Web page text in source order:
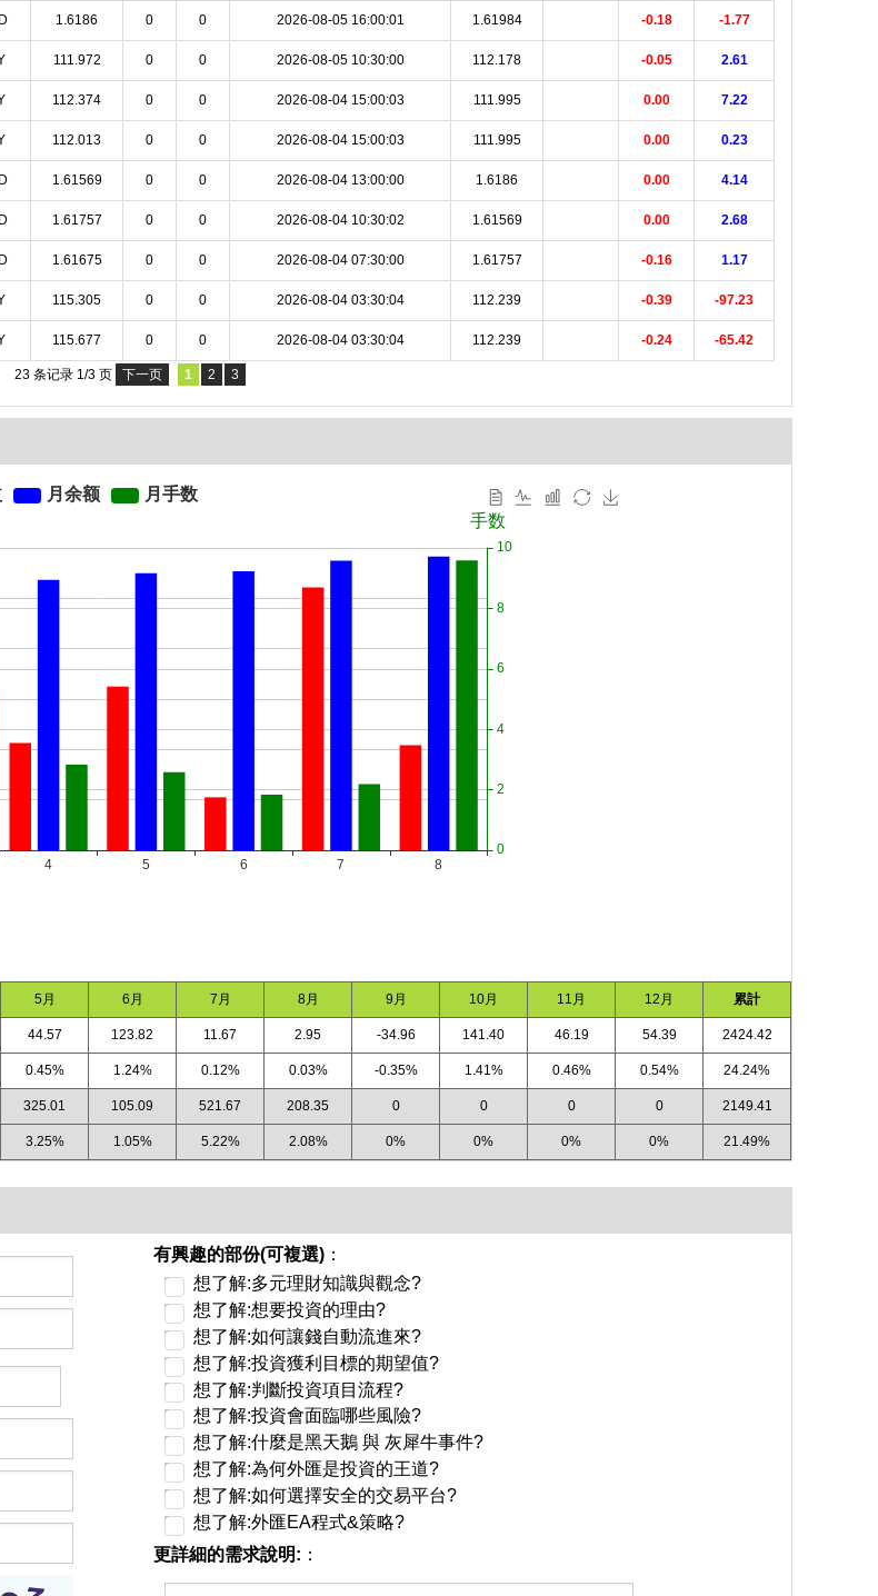
1.6186 0 0 2026-08-05 16:00:01 1.61984 -0.18 -1.77
111.972 0 0 2026-08-05 10:30:00 112.178 -0.05 2.61
112.374 0 0 2026-08-04 15:00:03 111.995 0.00 7.22
112.013 0 0 2026-08-04 15:00:03 111.995 0.00 0.23
1.61569 0 0 2026-08-04 13:00:00 1.6186 0.00 4.14
1.61757 0 0 2026-08-04 10:30:02 1.61569 0.00 2.68
1.61675 0 0 2026-08-04 07:30:00 1.61757 -0.16 1.17
115.305 0 0 2026-08-04 03:30:04 112.239 -0.39 -97.23
115.677 0 0 2026-08-04 03:30:04 112.239 -0.24 -65.42
23 条记录 1/3 页 下一页 1 2 3
5月 6月 7月 8月 9月 10月 11月 12月 累計
44.57 123.82 11.67 2.95 -34.96 141.40 46.19 54.39 2424.42
0.45% 1.24% 0.12% 0.03% -0.35% 1.41% 0.46% 0.54% 24.24%
325.01 105.09 521.67 208.35 0 0 0 0 2149.41
3.25% 1.05% 5.22% 2.08% 0% 0% 0% 0% 21.49%
有興趣的部份(可複選) ：
想了解:多元理財知識與觀念?
想了解:想要投資的理由?
想了解:如何讓錢自動流進來?
想了解:投資獲利目標的期望值?
想了解:判斷投資項目流程?
想了解:投資會面臨哪些風險?
想了解:什麼是黑天鵝 與 灰犀牛事件?
想了解:為何外匯是投資的王道?
想了解:如何選擇安全的交易平台?
想了解:外匯EA程式&策略?
更詳細的需求說明: ：